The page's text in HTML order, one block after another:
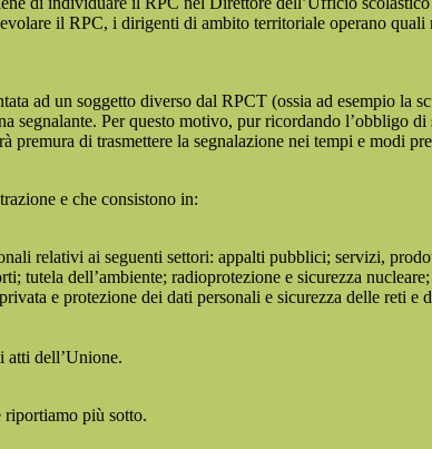
il RPC, i dirigenti di ambito territoriale operano
ad un soggetto diverso dal RPCT (ossia ad esempio la
segnalante. Per questo motivo, pur ricordando l’obbligo
di trasmettere la segnalazione nei tempi e modi
e che consistono in:
relativi ai seguenti settori: appalti pubblici; servizi,
tutela dell’ambiente; radioprotezione e sicurezza
e protezione dei dati personali e sicurezza delle reti e
atti dell’Unione.
riportiamo più sotto.